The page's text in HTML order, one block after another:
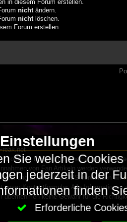
in diesem Forum erstellen.
nicht ändern.
nicht löschen.
Forum erstellen.
offenes Forum zum Thema
von Fan Artikeln werden
und betreut. Als CMS verwenden wir
unser Kontaktformular. Alle
übernehmen keine Gewähr für die
Sie welche
jederzeit in der
finden
Erforderliche